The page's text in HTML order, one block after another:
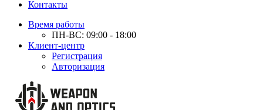
Контакты
Время работы
ПН-ВС: 09:00 - 18:00
Клиент-центр
Регистрация
Авторизация